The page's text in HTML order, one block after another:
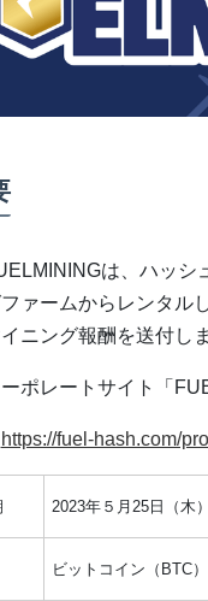
は、ハッシ
ァームからレンタル
ニング報酬を送付しま
ポレートサイト「
https://fuel-hash.com/
2023年５月25日（木
ビットコイン（BTC）